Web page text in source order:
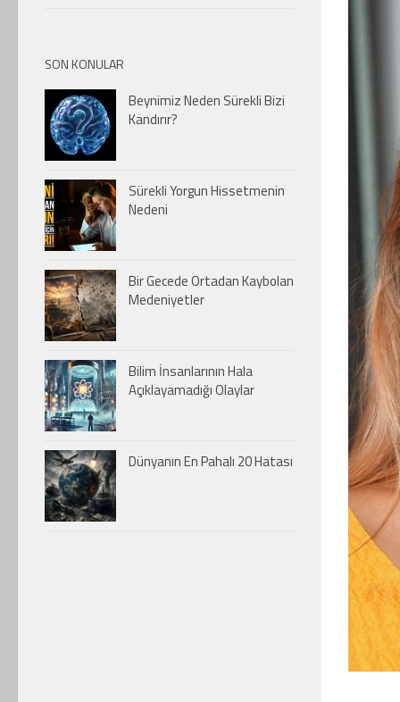
SON KONULAR
Beynimiz Neden Sürekli Bizi
Kandırır?
Sürekli Yorgun Hissetmenin
Nedeni
Bir Gecede Ortadan Kaybolan
Medeniyetler
Bilim İnsanlarının Hala
Açıklayamadığı Olaylar
Dünyanın En Pahalı 20 Hatası